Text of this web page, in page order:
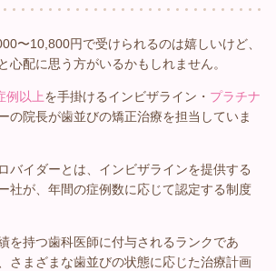
〜10,800円で受けられるのは嬉しいけど、
心配に思う方がいるかもしれません。
例以上を手掛けるインビザライン・ プラチナ
の院長が歯並びの矯正治療を担当していま
バイダーとは、インビザラインを提供する
社が、年間の症例数に応じて認定する制度
を持つ歯科医師に付与されるランクであ
さまざまな歯並びの状態に応じた治療計画